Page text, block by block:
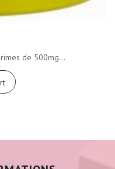
de 500mg...